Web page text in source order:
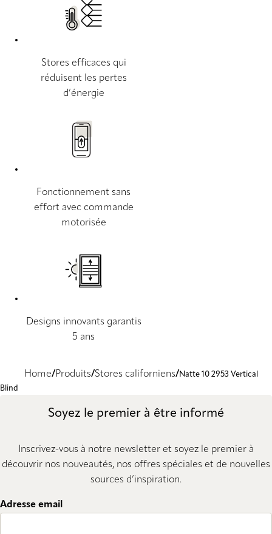
Stores efficaces qui
réduisent les pertes
d’énergie
Fonctionnement sans
effort avec commande
motorisée
Designs innovants garantis
5 ans
Home Produits Stores californiens
Natte 10 2953 Vertical
Blind
Soyez le premier à être informé
Inscrivez-vous à notre newsletter et soyez le premier à
découvrir nos nouveautés, nos offres spéciales et de nouvelles
sources d’inspiration.
Adresse email